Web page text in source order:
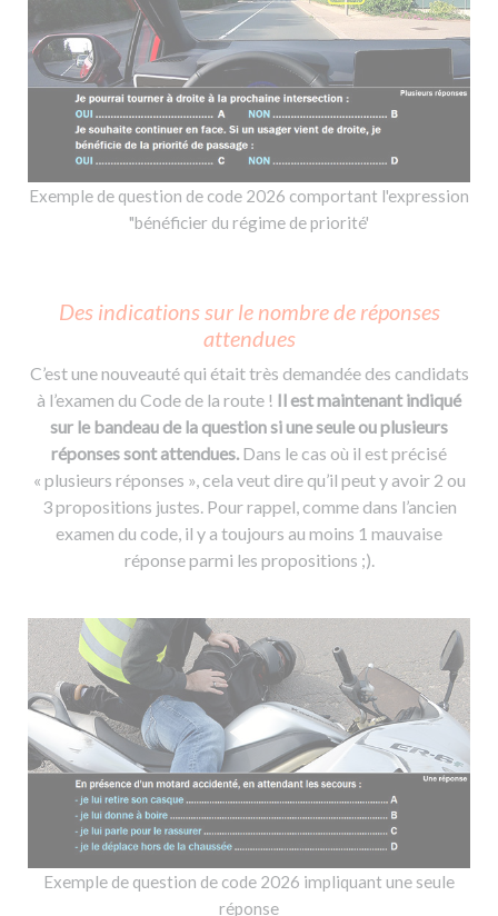
Exemple de question de code 2026 comportant l'expression
"bénéficier du régime de priorité'
Des indications sur le nombre de réponses
attendues
C’est une nouveauté qui était très demandée des candidats
à l’examen du Code de la route ! Il est maintenant indiqué
sur le bandeau de la question si une seule ou plusieurs
réponses sont attendues.Dans le cas où il est précisé
« plusieurs réponses », cela veut dire qu’il peut y avoir 2 ou
3 propositions justes. Pour rappel, comme dans l’ancien
examen du code, il y a toujours au moins 1 mauvaise
réponse parmi les propositions ;).
Exemple de question de code 2026 impliquant une seule
réponse